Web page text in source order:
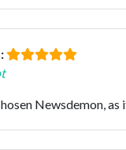
Newsdemon,